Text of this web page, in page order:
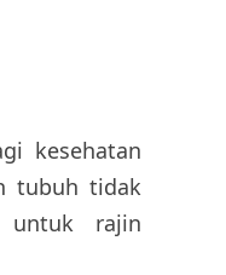
kesehatan
tubuh tidak
untuk rajin